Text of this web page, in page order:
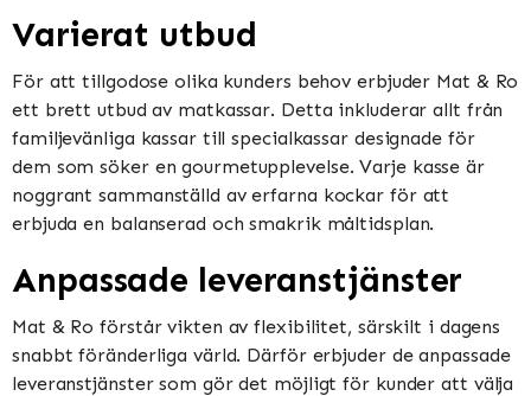
Varierat utbud
För att tillgodose olika kunders behov erbjuder Mat & Ro
ett brett utbud av matkassar. Detta inkluderar allt från
familjevänliga kassar till specialkassar designade för
dem som söker en gourmetupplevelse. Varje kasse är
noggrant sammanställd av erfarna kockar för att
erbjuda en balanserad och smakrik måltidsplan.
Anpassade leveranstjänster
Mat & Ro förstår vikten av flexibilitet, särskilt i dagens
snabbt föränderliga värld. Därför erbjuder de anpassade
leveranstjänster som gör det möjligt för kunder att välja